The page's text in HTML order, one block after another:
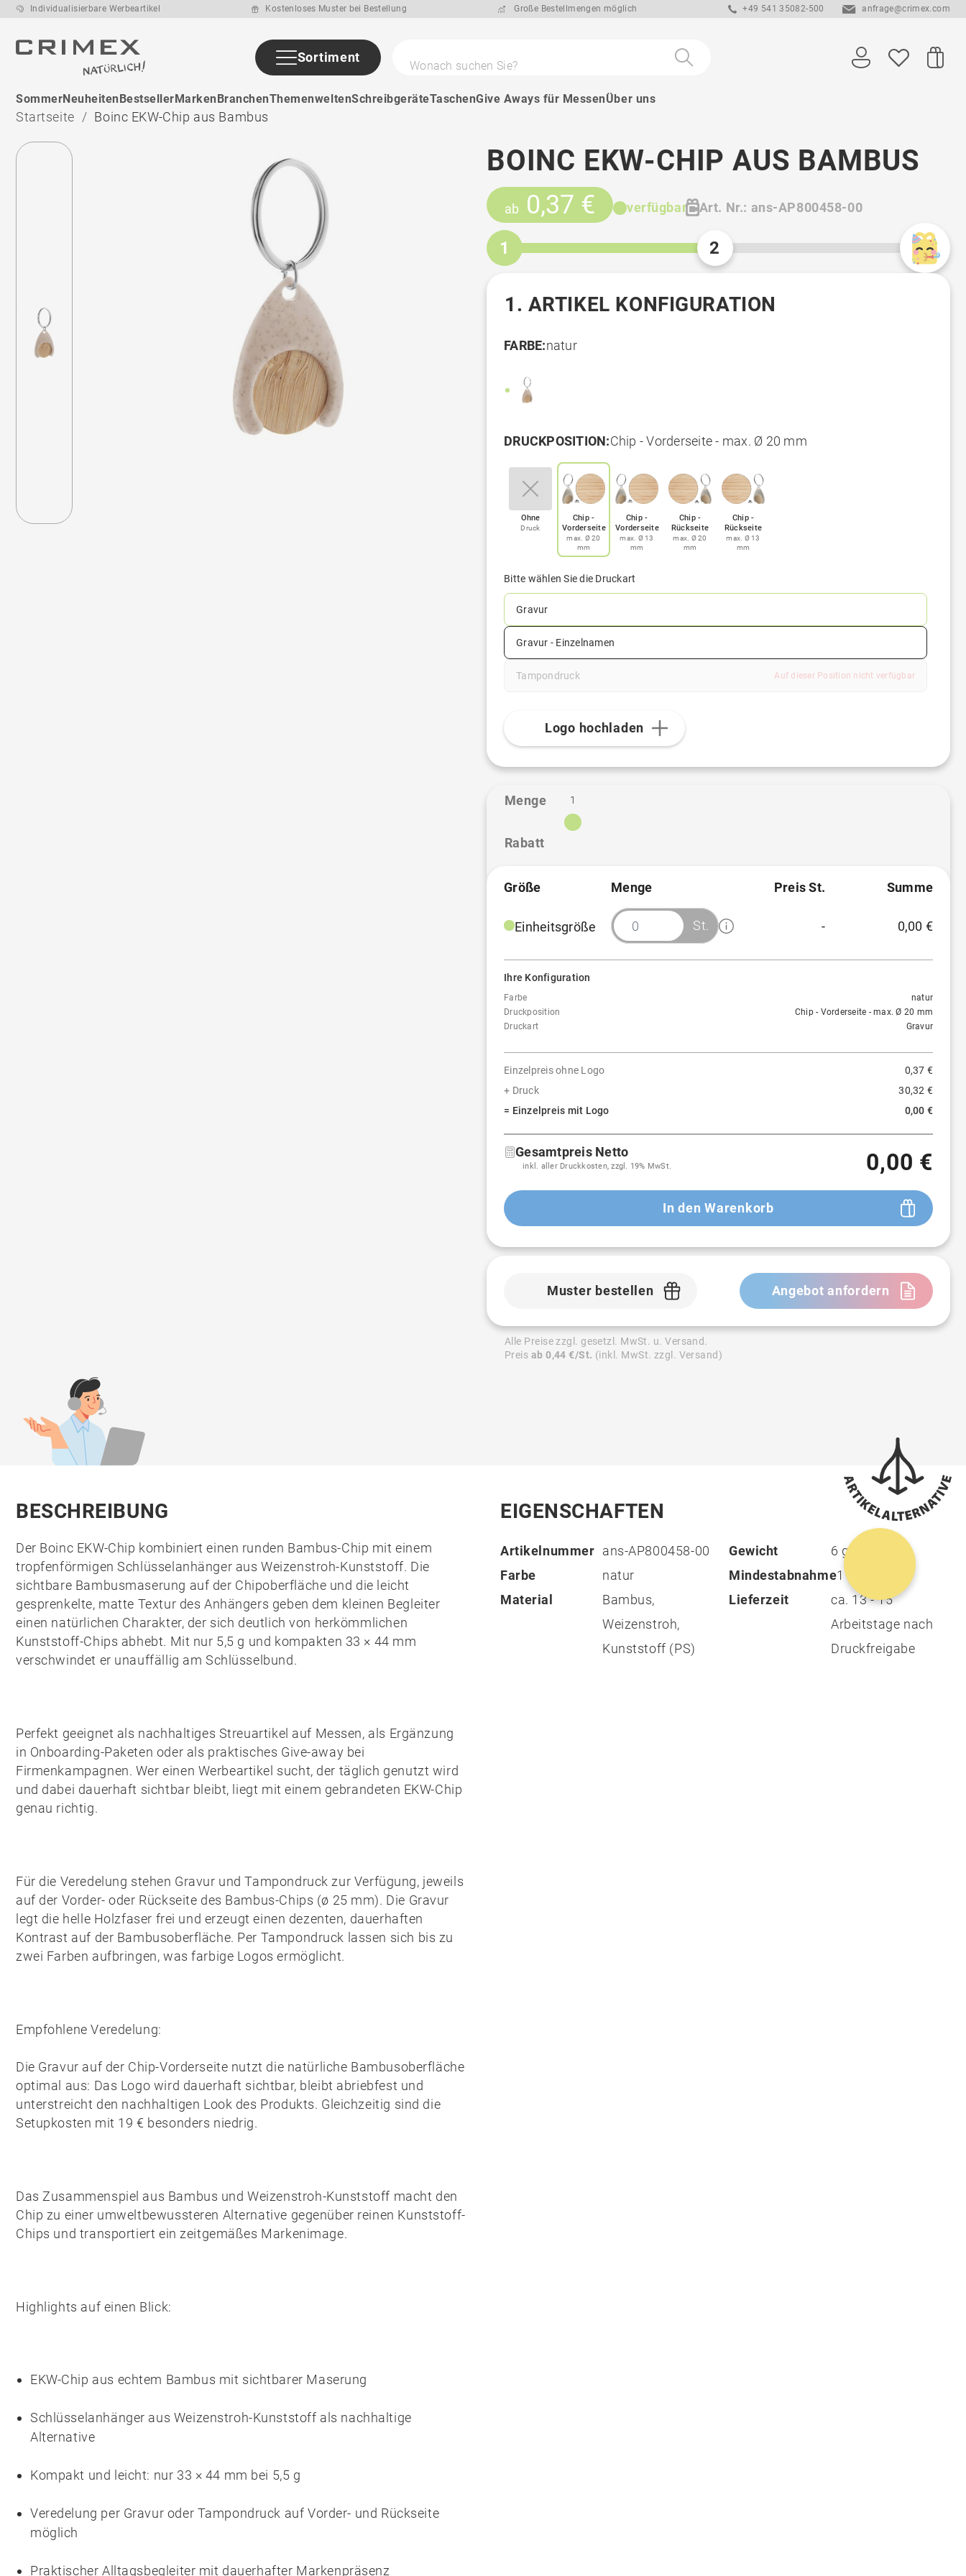
Individualisierbare Werbeartikel Kostenloses Muster bei Bestellung Große Bestellmengen möglich +49 541 35082-500 anfrage@crimex.com
Sortiment
Wonach suchen Sie?
SommerNeuheitenBestsellerMarkenBranchenThemenweltenSchreibgeräteTaschenGive Aways für MessenÜber uns
Startseite Boinc EKW-Chip aus Bambus
15 Arbeitstage
nach
Druckfreigabe
BOINC EKW-CHIP AUS BAMBUS
ab 0,37 € verfügbar Art. Nr.: ans-AP800458-00
1 2
1. ARTIKEL KONFIGURATION
FARBE:natur
DRUCKPOSITION:Chip - Vorderseite - max. Ø 20 mm
Ohne
Druck
Chip -
Vorderseite
max. Ø 20
mm
Chip -
Vorderseite
max. Ø 13
mm
Chip -
Rückseite
max. Ø 20
mm
Chip -
Rückseite
max. Ø 13
mm
Bitte wählen Sie die Druckart
Gravur
Gravur - Einzelnamen
Tampondruck Auf dieser Position nicht verfügbar
Logo hochladen
Menge
Rabatt
1
Größe Menge Preis St. Summe
Einheitsgröße St. - 0,00 €
Ihre Konfiguration
Farbe
natur
Druckposition
Chip - Vorderseite - max. Ø 20 mm
Druckart
Gravur
Einzelpreis ohne Logo
0,37 €
+ Druck
30,32 €
= Einzelpreis mit Logo
0,00 €
Gesamtpreis Netto
inkl. aller Druckkosten, zzgl. 19% MwSt. 0,00 €
In den Warenkorb
Muster bestellen Angebot anfordern
Alle Preise zzgl. gesetzl. MwSt. u. Versand.
Preis ab 0,44 €/St. (inkl. MwSt. zzgl. Versand)
BESCHREIBUNG
Der Boinc EKW-Chip kombiniert einen runden Bambus-Chip mit einem
tropfenförmigen Schlüsselanhänger ausWeizenstroh-Kunststoff. Die
sichtbare Bambusmaserung auf der Chipoberfläche und die leicht
gesprenkelte, matte Textur des Anhängers geben dem kleinen Begleiter
einen natürlichen Charakter, der sich deutlich von herkömmlichen
Kunststoff-Chips abhebt. Mit nur 5,5 g und kompakten 33 × 44 mm
verschwindet er unauffällig am Schlüsselbund.
Perfekt geeignet als nachhaltiges Streuartikel auf Messen, als Ergänzung
in Onboarding-Paketen oder als praktisches Give-away bei
Firmenkampagnen. Wer einen Werbeartikel sucht, der täglich genutzt wird
und dabei dauerhaft sichtbar bleibt, liegt mit einem gebrandeten EKW-Chip
genau richtig.
Für die Veredelung stehen Gravur undTampondruck zur Verfügung, jeweils
auf der Vorder- oder Rückseite des Bambus-Chips (ø 25 mm). Die Gravur
legt die helle Holzfaser frei und erzeugt einen dezenten, dauerhaften
Kontrast auf der Bambusoberfläche. Per Tampondruck lassen sich bis zu
zwei Farben aufbringen, was farbige Logos ermöglicht.
Empfohlene Veredelung:
Die Gravur auf der Chip-Vorderseite nutzt die natürliche Bambusoberfläche
optimal aus: Das Logo wird dauerhaft sichtbar, bleibt abriebfest und
unterstreicht den nachhaltigen Look des Produkts. Gleichzeitig sind die
Setupkosten mit 19 € besonders niedrig.
Das Zusammenspiel aus Bambus undWeizenstroh-Kunststoff macht den
Chip zu einer umweltbewussteren Alternative gegenüber reinen Kunststoff-
Chips und transportiert ein zeitgemäßes Markenimage.
Highlights auf einen Blick:
EKW-Chip aus echtem Bambus mit sichtbarer Maserung
Schlüsselanhänger aus Weizenstroh-Kunststoff als nachhaltige
Alternative
Kompakt und leicht: nur 33 × 44 mm bei 5,5 g
Veredelung per Gravur oder Tampondruck auf Vorder- und Rückseite
möglich
Praktischer Alltagsbegleiter mit dauerhafter Markenpräsenz
EIGENSCHAFTEN
Artikelnummer ans-AP800458-00
Farbe
natur
Material
Bambus,
Weizenstroh,
Kunststoff (PS)
Gewicht
6 g
Mindestabnahme1
Lieferzeit
ca. 13 - 15
Arbeitstage nach
Druckfreigabe